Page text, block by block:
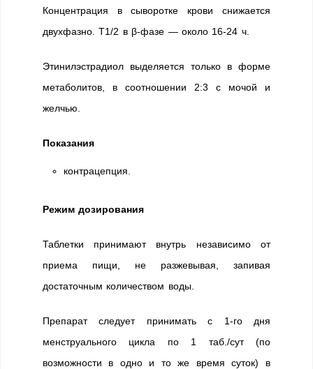
Концентрация в сыворотке крови снижается
двухфазно. T1/2 в β-фазе — около 16-24 ч.
Этинилэстрадиол выделяется только в форме
метаболитов, в соотношении 2:3 с мочой и
желчью.
Показания
контрацепция.
Режим дозирования
Таблетки принимают внутрь независимо от
приема пищи, не разжевывая, запивая
достаточным количеством воды.
Препарат следует принимать с 1-го дня
менструального цикла по 1 таб./сут (по
возможности в одно и то же время суток) в